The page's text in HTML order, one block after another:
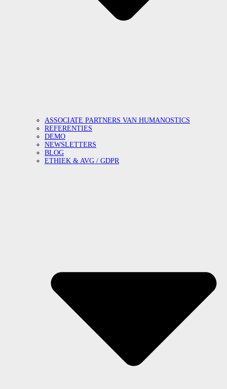
ASSOCIATE PARTNERS VAN HUMANOSTICS
REFERENTIES
DEMO
NEWSLETTERS
BLOG
ETHIEK & AVG / GDPR